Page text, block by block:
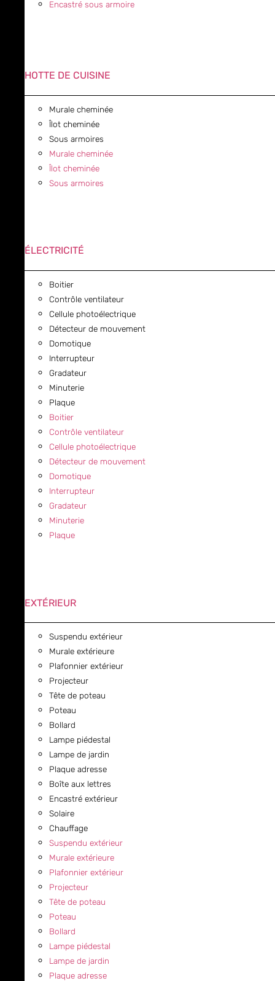
Encastré sous armoire
HOTTE DE CUISINE
Murale cheminée
Îlot cheminée
Sous armoires
Murale cheminée
Îlot cheminée
Sous armoires
ÉLECTRICITÉ
Boitier
Contrôle ventilateur
Cellule photoélectrique
Détecteur de mouvement
Domotique
Interrupteur
Gradateur
Minuterie
Plaque
Boitier
Contrôle ventilateur
Cellule photoélectrique
Détecteur de mouvement
Domotique
Interrupteur
Gradateur
Minuterie
Plaque
EXTÉRIEUR
Suspendu extérieur
Murale extérieure
Plafonnier extérieur
Projecteur
Tête de poteau
Poteau
Bollard
Lampe piédestal
Lampe de jardin
Plaque adresse
Boîte aux lettres
Encastré extérieur
Solaire
Chauffage
Suspendu extérieur
Murale extérieure
Plafonnier extérieur
Projecteur
Tête de poteau
Poteau
Bollard
Lampe piédestal
Lampe de jardin
Plaque adresse